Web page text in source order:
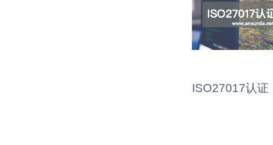
ISO27017认证